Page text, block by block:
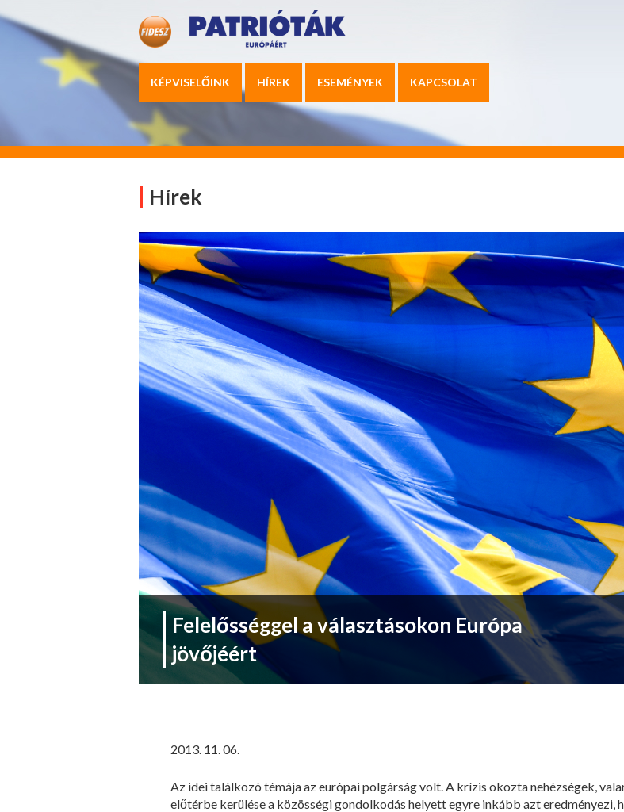
KÉPVISELŐINK HÍREK ESEMÉNYEK KAPCSOLAT
Hírek
Felelősséggel a választásokon Európa
jövőjéért
2013. 11. 06.
Az idei találkozó témája az európai polgárság volt. A krízis okozta nehézségek,
előtérbe kerülése a közösségi gondolkodás helyett egyre inkább azt eredményezi,